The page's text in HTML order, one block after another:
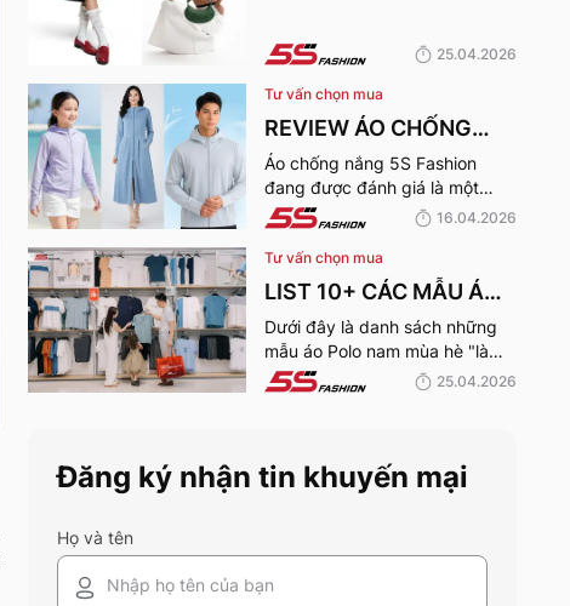
MÙA HÈ 2026
25.04.2026
Tư vấn chọn mua
REVIEW ÁO CHỐNG
NẮNG CẢN TIA UV,
CHỐNG NẮNG TỐT
NHẤT CỦA 5S FASHION
2026
Áo chống nắng 5S Fashion
đang được đánh giá là một
trong những thương hiệu áo
đáng mua hàng đầu hiện nay.
Vậy mẫu áo này có gì? Vì sao
lại được đánh giá tích cực đến
16.04.2026
Tư vấn chọn mua
LIST 10+ CÁC MẪU ÁO
POLO NAM MÙA HÈ
BÁN CHẠY NHẤT CỦA
5S FASHION 2026
Dưới đây là danh sách những
mẫu áo Polo nam mùa hè "làm
mưa làm gió" tại hệ thống 5S
Fashion mà bất kỳ quý ông nào
25.04.2026
Đăng ký nhận tin khuyến mại
Họ và tên